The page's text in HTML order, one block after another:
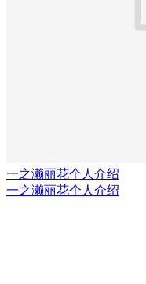
一之濑丽花个人介绍
一之濑丽花个人介绍